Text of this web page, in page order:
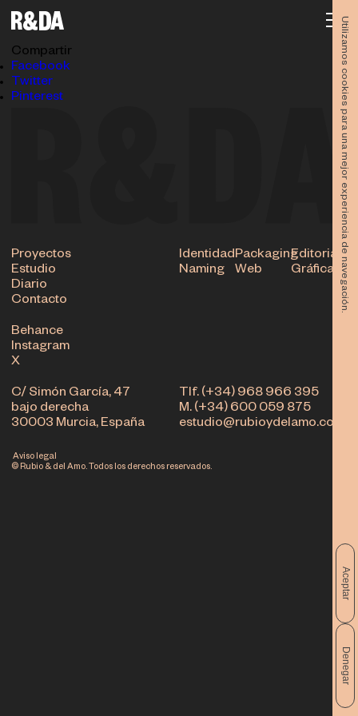
Utilizamos cookies para una mejor experiencia de navegación.
Aceptar
Denegar
30.11.2017
Compartir
Facebook
Twitter
Pinterest
Tlf. (+34) 968 966 395
M. (+34) 600 059 875
estudio@rubioydelamo.com
C/ Simón García, 47
bajo derecha
30003 Murcia, España
Proyectos
Estudio
Diario
Contacto
IdentidadPackagingEditorial
Naming
Web Gráfica
Behance
Instagram
X
© Rubio & del Amo. Todos los derechos reservados.
Aviso legal